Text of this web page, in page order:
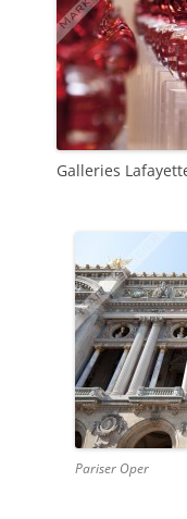
Galleries
Pariser Oper